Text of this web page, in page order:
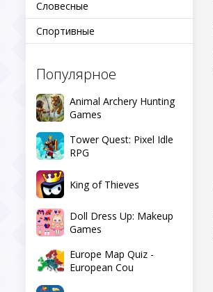
Словесные
Спортивные
Популярное
Animal Archery Hunting
Games
Tower Quest: Pixel Idle
RPG
King of Thieves
Doll Dress Up: Makeup
Games
Europe Map Quiz -
European Cou